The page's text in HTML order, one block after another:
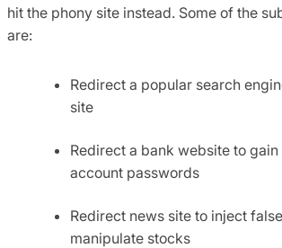
hit the phony site instead. Some of the
are:
Redirect a popular search
site
Redirect a bank website to
account passwords
Redirect news site to inject
manipulate stocks